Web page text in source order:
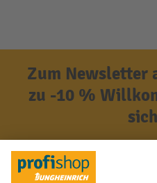
Zum Newsletter
zu -10 %
Anrede